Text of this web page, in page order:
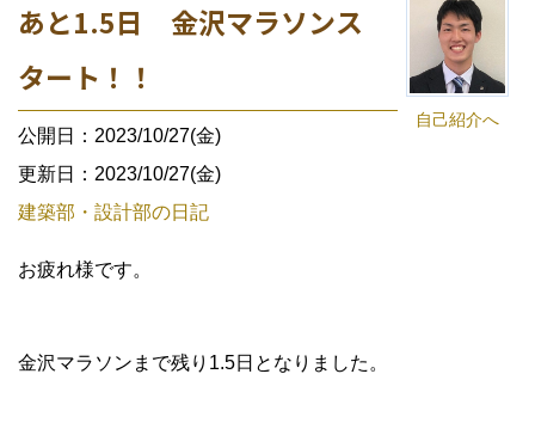
自己紹介へ
あと1.5日 金沢マラソンス
タート！！
公開日：2023/10/27(金)
更新日：2023/10/27(金)
建築部・設計部の日記
お疲れ様です。
金沢マラソンまで残り1.5日となりました。